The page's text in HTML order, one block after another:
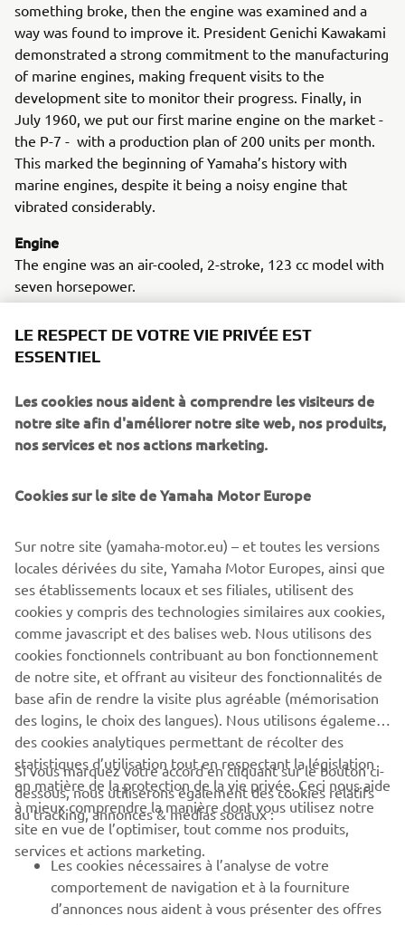
something broke, then the engine was examined and a
way was found to improve it. President Genichi Kawakami
demonstrated a strong commitment to the manufacturing
of marine engines, making frequent visits to the
development site to monitor their progress. Finally, in
July 1960, we put our first marine engine on the market -
the P-7 - with a production plan of 200 units per month.
This marked the beginning of Yamaha’s history with
marine engines, despite it being a noisy engine that
vibrated considerably.
Engine
The engine was an air-cooled, 2-stroke, 123 cc model with
seven horsepower.
1961 P-3
The information and/or imagery on these webpages may
never be used for commercial or non-commercial
purposes without the explicit written consent of Yamaha
Motor Europe N.V. and/or Yamaha Motor Co., Ltd.
Always ride in a safe manner and obey all local road laws.
CORPORATE
BUSINESS
PLUS DE YAMAHA
LE RESPECT DE VOTRE VIE PRIVÉE EST
ESSENTIEL
Les cookies nous aident à comprendre les visiteurs de
notre site afin d'améliorer notre site web, nos produits,
nos services et nos actions marketing.
Cookies sur le site de Yamaha Motor Europe
Sur notre site (yamaha-motor.eu) – et toutes les versions
locales dérivées du site, Yamaha Motor Europes, ainsi que
ses établissements locaux et ses filiales, utilisent des
cookies y compris des technologies similaires aux cookies,
comme javascript et des balises web. Nous utilisons des
cookies fonctionnels contribuant au bon fonctionnement
de notre site, et offrant au visiteur des fonctionnalités de
base afin de rendre la visite plus agréable (mémorisation
des logins, le choix des langues). Nous utilisons également
des cookies analytiques permettant de récolter des
statistiques d’utilisation tout en respectant la législation
en matière de la protection de la vie privée. Ceci nous aide
à mieux comprendre la manière dont vous utilisez notre
site en vue de l’optimiser, tout comme nos produits,
services et actions marketing.
Si vous marquez votre accord en cliquant sur le bouton ci-
dessous, nous utiliserons également des cookies relatifs
au tracking, annonces & médias sociaux :
Les cookies nécessaires à l’analyse de votre
comportement de navigation et à la fourniture
d’annonces nous aident à vous présenter des offres